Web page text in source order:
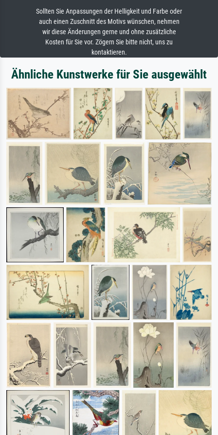
Sollten Sie Anpassungen der Helligkeit und Farbe oder
auch einen Zuschnitt des Motivs wünschen, nehmen
wir diese Änderungen gerne und ohne zusätzliche
Kosten für Sie vor. Zögern Sie bitte nicht, uns zu
kontaktieren.
Ähnliche Kunstwerke für Sie ausgewählt